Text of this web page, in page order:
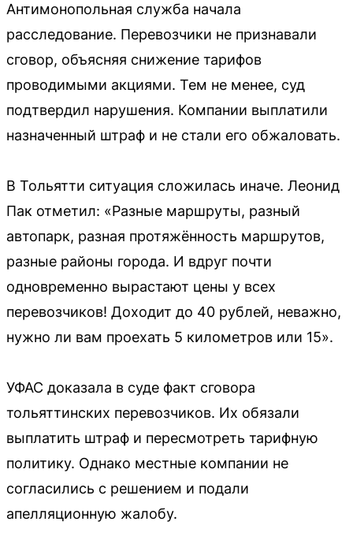
Антимонопольная служба начала
расследование. Перевозчики не признавали
сговор, объясняя снижение тарифов
проводимыми акциями. Тем не менее, суд
подтвердил нарушения. Компании выплатили
назначенный штраф и не стали его обжаловать.
В Тольятти ситуация сложилась иначе. Леонид
Пак отметил: «Разные маршруты, разный
автопарк, разная протяжённость маршрутов,
разные районы города. И вдруг почти
одновременно вырастают цены у всех
перевозчиков! Доходит до 40 рублей, неважно,
нужно ли вам проехать 5 километров или 15».
УФАС доказала в суде факт сговора
тольяттинских перевозчиков. Их обязали
выплатить штраф и пересмотреть тарифную
политику. Однако местные компании не
согласились с решением и подали
апелляционную жалобу.